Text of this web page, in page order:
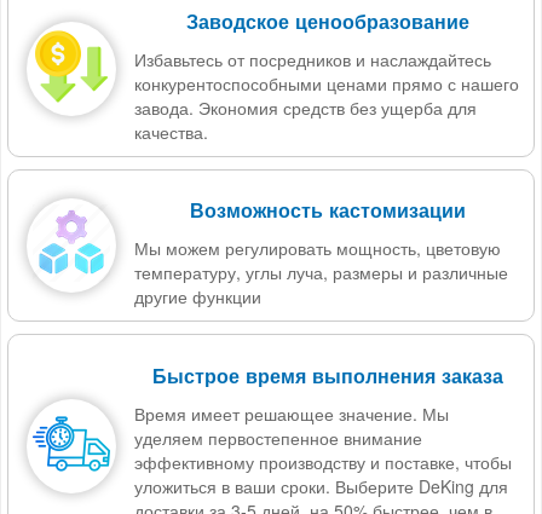
Заводское ценообразование
Избавьтесь от посредников и наслаждайтесь
конкурентоспособными ценами прямо с нашего
завода. Экономия средств без ущерба для
качества.
Возможность кастомизации
Мы можем регулировать мощность, цветовую
температуру, углы луча, размеры и различные
другие функции
Быстрое время выполнения заказа
Время имеет решающее значение. Мы
уделяем первостепенное внимание
эффективному производству и поставке, чтобы
уложиться в ваши сроки. Выберите DeKing для